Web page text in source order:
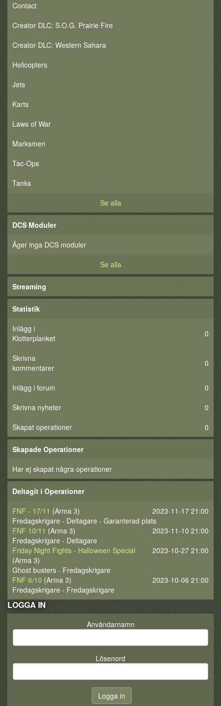
Contact
Creator DLC: S.O.G. Prairie Fire
Creator DLC: Western Sahara
Helicopters
Jets
Karts
Laws of War
Marksmen
Tac-Ops
Tanks
Se alla
DCS Moduler
Äger inga DCS moduler
Se alla
Streaming
Statistik
Inlägg i
Klotterplanket
0
Skrivna
kommentarer
0
Inlägg i forum
0
Skrivna nyheter
0
Skapat operationer
0
Skapade Operationer
Har ej skapat några operationer
Deltagit i Operationer
2023-11-17 21:00
FNF - 17/11 (Arma 3)
Fredagskrigare - Deltagare - Garanterad plats
2023-11-10 21:00
FNF 10/11 (Arma 3)
Fredagskrigare - Deltagare
2023-10-27 21:00
Friday Night Fights - Halloween Special
(Arma 3)
Ghost busters - Fredagskrigare
2023-10-06 21:00
FNF 6/10 (Arma 3)
Fredagskrigare - Fredagskrigare
LOGGA IN
Användarnamn
Lösenord